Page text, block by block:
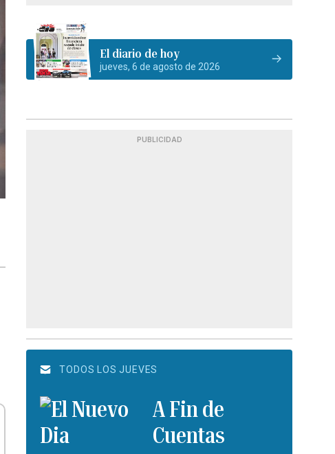
El diario de hoy
jueves, 6 de agosto de 2026
PUBLICIDAD
TODOS LOS JUEVES
A Fin de
Cuentas